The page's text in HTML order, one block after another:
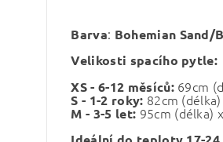
Barva: Bohemian Sand/
Velikosti spacího pytle:
XS - 6-12 měsíců: 69cm
S - 1-2 roky: 82cm (
M - 3-5 let: 95cm (délka)